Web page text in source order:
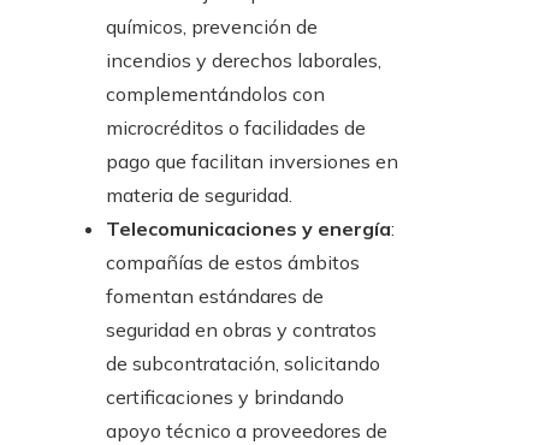
químicos, prevención de
incendios y derechos laborales,
complementándolos con
microcréditos o facilidades de
pago que facilitan inversiones en
materia de seguridad.
Telecomunicaciones y energía:
compañías de estos ámbitos
fomentan estándares de
seguridad en obras y contratos
de subcontratación, solicitando
certificaciones y brindando
apoyo técnico a proveedores de